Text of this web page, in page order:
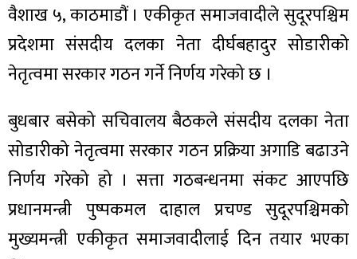
वैशाख ५, काठमाडौं । एकीकृत समाजवादीले सुदूरपश्चिम
प्रदेशमा संसदीय दलका नेता दीर्घबहादुर सोडारीको
नेतृत्वमा सरकार गठन गर्ने निर्णय गरेको छ ।
बुधबार बसेको सचिवालय बैठकले संसदीय दलका नेता
सोडारीको नेतृत्वमा सरकार गठन प्रक्रिया अगाडि बढाउने
निर्णय गरेको हो । सत्ता गठबन्धनमा संकट आएपछि
प्रधानमन्त्री पुष्पकमल दाहाल प्रचण्ड सुदूरपश्चिमको
मुख्यमन्त्री एकीकृत समाजवादीलाई दिन तयार भएका